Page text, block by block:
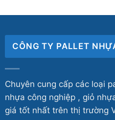
CÔNG TY PALLET
Chuyên cung cấp các loại
nhựa công nghiệp , giỏ
giá tốt nhất trên thị trường